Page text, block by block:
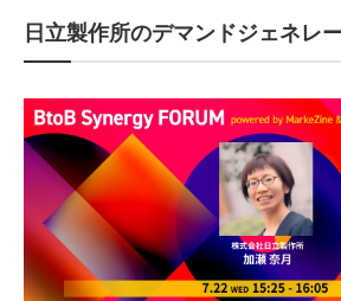
日立製作所のデマンドジェネレ